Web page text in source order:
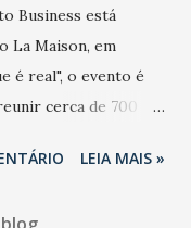
Business está
La Maison, em
é real", o evento é
cerca de 700
2022, o NM2B
LEIA MAIS »